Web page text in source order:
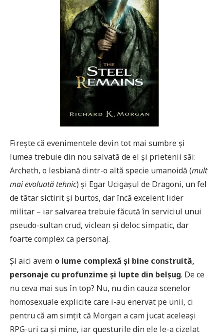
Firește că evenimentele devin tot mai sumbre și
lumea trebuie din nou salvată de el și prietenii săi:
Archeth, o lesbiană dintr-o altă specie umanoidă (mult
mai evoluată tehnic) și Egar Ucigașul de Dragoni, un fel
de tătar sictirit și burtos, dar încă excelent lider
militar – iar salvarea trebuie făcută în serviciul unui
pseudo-sultan crud, viclean și deloc simpatic, dar
foarte complex ca personaj.
Și aici avem o lume complexă și bine construită,
personaje cu profunzime și lupte din belșug. De ce
nu ceva mai sus în top? Nu, nu din cauza scenelor
homosexuale explicite care i-au enervat pe unii, ci
pentru că am simțit că Morgan a cam jucat aceleași
RPG-uri ca și mine, iar questurile din ele le-a cizelat